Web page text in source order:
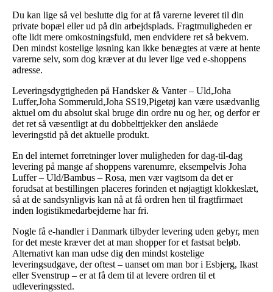
Du kan lige så vel beslutte dig for at få varerne leveret til din
private bopæl eller ud på din arbejdsplads. Fragtmuligheden er
ofte lidt mere omkostningsfuld, men endvidere ret så bekvem.
Den mindst kostelige løsning kan ikke benægtes at være at hente
varerne selv, som dog kræver at du lever lige ved e-shoppens
adresse.
Leveringsdygtigheden på Handsker & Vanter – Uld,Joha
Luffer,Joha Sommeruld,Joha SS19,Pigetøj kan være usædvanlig
aktuel om du absolut skal bruge din ordre nu og her, og derfor er
det ret så væsentligt at du dobbelttjekker den anslåede
leveringstid på det aktuelle produkt.
En del internet forretninger lover muligheden for dag-til-dag
levering på mange af shoppens varenumre, eksempelvis Joha
Luffer – Uld/Bambus – Rosa, men vær vagtsom da det er
forudsat at bestillingen placeres forinden et nøjagtigt klokkeslæt,
så at de sandsynligvis kan nå at få ordren hen til fragtfirmaet
inden logistikmedarbejderne har fri.
Nogle få e-handler i Danmark tilbyder levering uden gebyr, men
for det meste kræver det at man shopper for et fastsat beløb.
Alternativt kan man udse dig den mindst kostelige
leveringsudgave, der oftest – uanset om man bor i Esbjerg, Ikast
eller Svenstrup – er at få dem til at levere ordren til et
udleveringssted.